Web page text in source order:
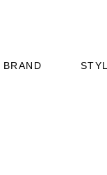
BRAND